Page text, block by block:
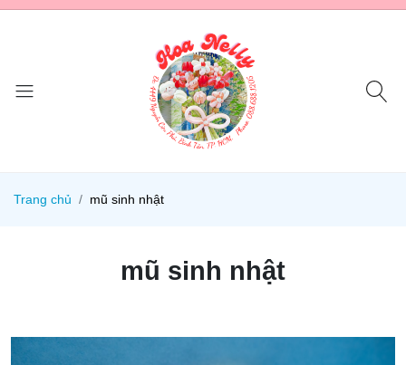
Trang chủ mũ sinh nhật
mũ sinh nhật